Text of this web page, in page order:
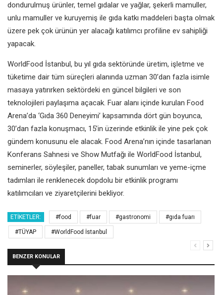
dondurulmuş ürünler, temel gıdalar ve yağlar, şekerli mamuller,
unlu mamuller ve kuruyemiş ile gıda katkı maddeleri başta olmak
üzere pek çok ürünün yer alacağı katılımcı profiline ev sahipliği
yapacak.
WorldFood İstanbul, bu yıl gıda sektöründe üretim, işletme ve
tüketime dair tüm süreçleri alanında uzman 30’dan fazla isimle
masaya yatırırken sektördeki en güncel bilgileri ve son
teknolojileri paylaşıma açacak. Fuar alanı içinde kurulan Food
Arena’da ‘Gıda 360 Deneyimi’ kapsamında dört gün boyunca,
30’dan fazla konuşmacı, 15’in üzerinde etkinlik ile yine pek çok
gündem konusunu ele alacak. Food Arena’nın içinde tasarlanan
Konferans Sahnesi ve Show Mutfağı ile WorldFood İstanbul,
seminerler, söyleşiler, paneller, tabak sunumları ve yeme-içme
tadımları ile renklenecek dopdolu bir etkinlik programı
katılımcıları ve ziyaretçilerini bekliyor.
ETIKETLER: #food #fuar #gastronomi #gıda fuarı
#TÜYAP #WorldFood İstanbul
BENZER KONULAR